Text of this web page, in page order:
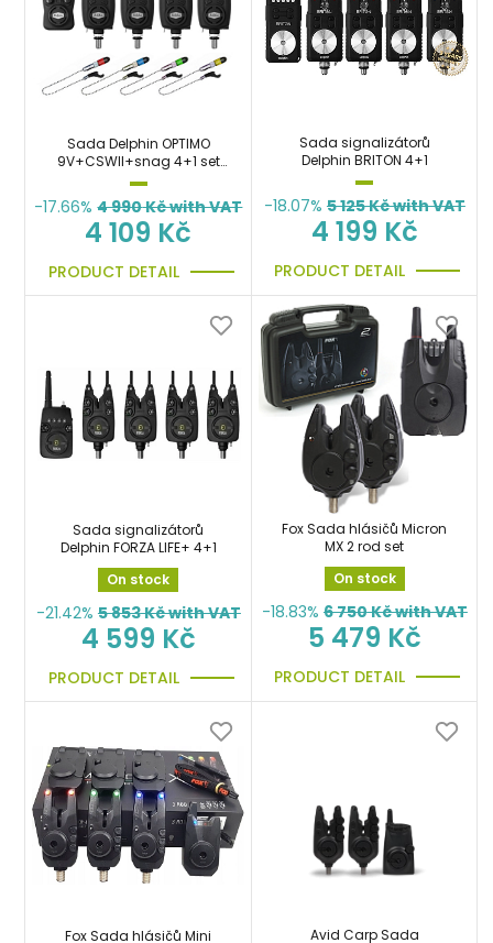
Sada Delphin OPTIMO
9V+CSWII+snag 4+1 set
hlásičů
-17.66% 4 990Kč with VAT
4 109 Kč
PRODUCT DETAIL
Sada signalizátorů
Delphin BRITON 4+1
-18.07% 5 125Kč with VAT
4 199 Kč
PRODUCT DETAIL
Sada signalizátorů
Delphin FORZA LIFE+ 4+1
On stock
-21.42% 5 853Kč with VAT
4 599 Kč
PRODUCT DETAIL
Fox Sada hlásičů Micron
MX 2 rod set
On stock
-18.83% 6 750Kč with VAT
5 479 Kč
PRODUCT DETAIL
Fox Sada hlásičů Mini
Avid Carp Sada